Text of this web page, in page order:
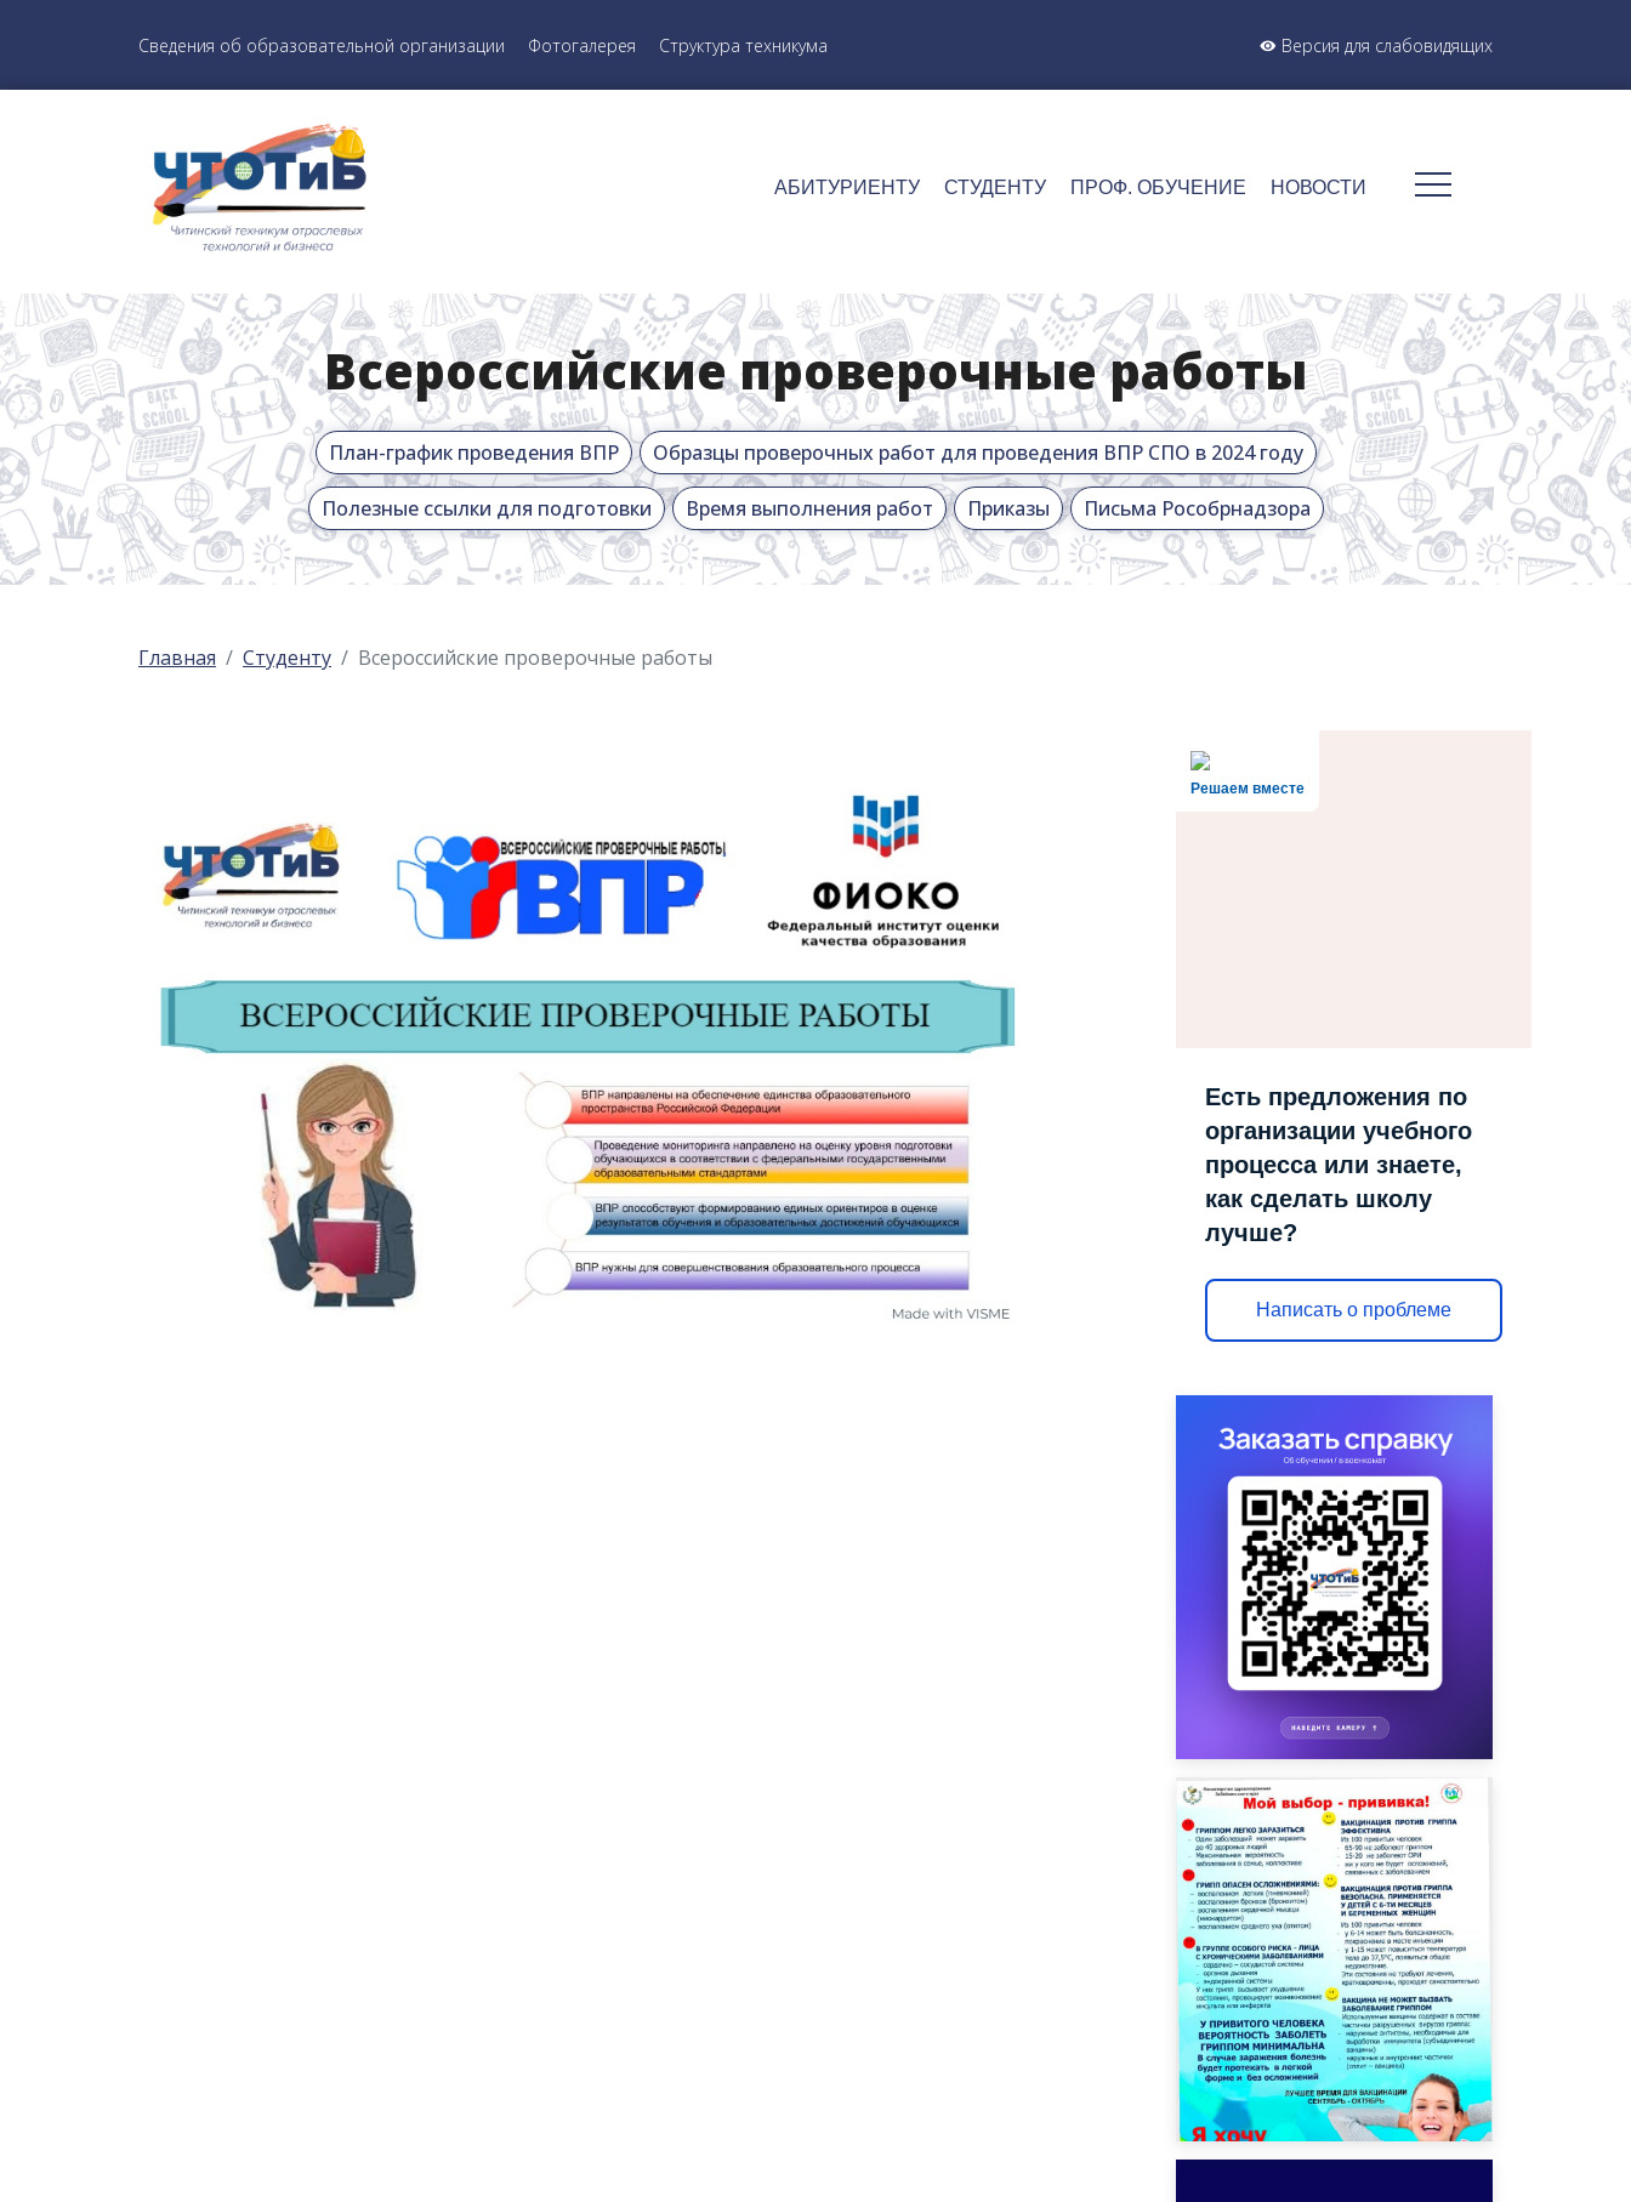
Сведения об образовательной организации Фотогалерея Структура техникума Версия для слабовидящих
АБИТУРИЕНТУ СТУДЕНТУ ПРОФ. ОБУЧЕНИЕ НОВОСТИ
Всероссийские проверочные работы
План-график проведения ВПР Образцы проверочных работ для проведения ВПР СПО в 2024 году
Полезные ссылки для подготовки Время выполнения работ Приказы Письма Рособрнадзора
Главная Студенту Всероссийские проверочные работы
Решаем вместе
Есть предложения по
организации учебного
процесса или знаете,
как сделать школу
лучше?
Написать о проблеме